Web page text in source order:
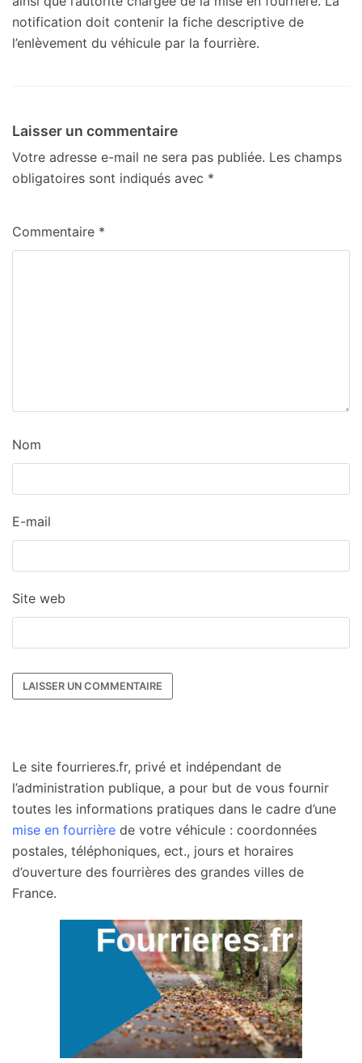
notification doit contenir la fiche descriptive de
l’enlèvement du véhicule par la fourrière.
Laisser un commentaire
Votre adresse e-mail ne sera pas publiée. Les champs
obligatoires sont indiqués avec *
Commentaire *
Nom
E-mail
Site web
Le site fourrieres.fr, privé et indépendant de
l’administration publique, a pour but de vous fournir
toutes les informations pratiques dans le cadre d’une
mise en fourrière de votre véhicule : coordonnées
postales, téléphoniques, ect., jours et horaires
d’ouverture des fourrières des grandes villes de
France.